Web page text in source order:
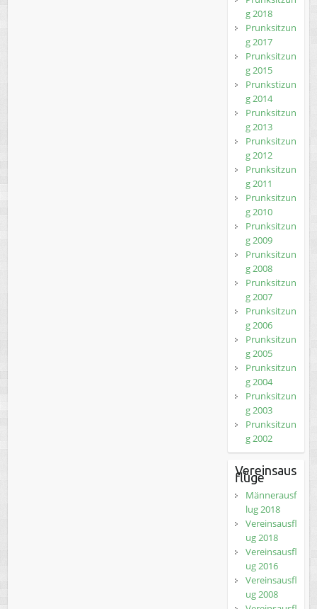
g 2018
Prunksitzun
g 2017
Prunksitzun
g 2015
Prunkstizun
g 2014
Prunksitzun
g 2013
Prunksitzun
g 2012
Prunksitzun
g 2011
Prunksitzun
g 2010
Prunksitzun
g 2009
Prunksitzun
g 2008
Prunksitzun
g 2007
Prunksitzun
g 2006
Prunksitzun
g 2005
Prunksitzun
g 2004
Prunksitzun
g 2003
Prunksitzun
g 2002
Vereinsaus
flüge
Männerausf
lug 2018
Vereinsausfl
ug 2018
Vereinsausfl
ug 2016
Vereinsausfl
ug 2008